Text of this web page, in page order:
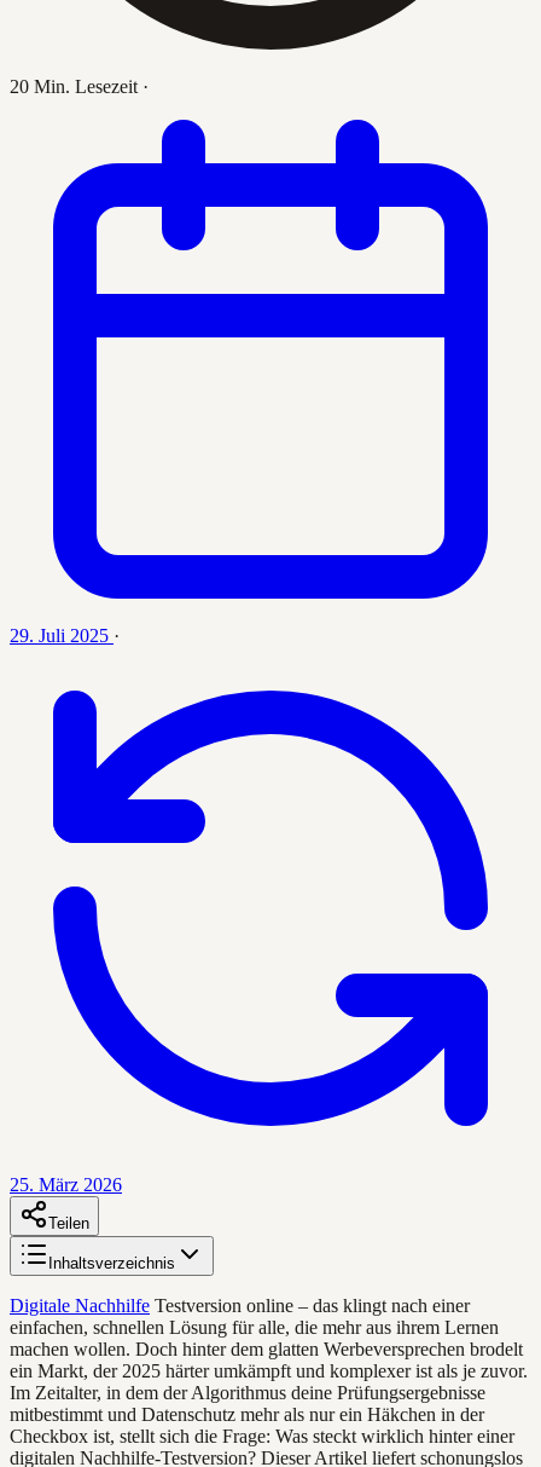
20 Min. Lesezeit ·
29. Juli 2025 ·
25. März 2026
Teilen
Inhaltsverzeichnis
Digitale Nachhilfe Testversion online – das klingt nach einer
einfachen, schnellen Lösung für alle, die mehr aus ihrem Lernen
machen wollen. Doch hinter dem glatten Werbeversprechen brodelt
ein Markt, der 2025 härter umkämpft und komplexer ist als je zuvor.
Im Zeitalter, in dem der Algorithmus deine Prüfungsergebnisse
mitbestimmt und Datenschutz mehr als nur ein Häkchen in der
Checkbox ist, stellt sich die Frage: Was steckt wirklich hinter einer
digitalen Nachhilfe-Testversion? Dieser Artikel liefert schonungslos